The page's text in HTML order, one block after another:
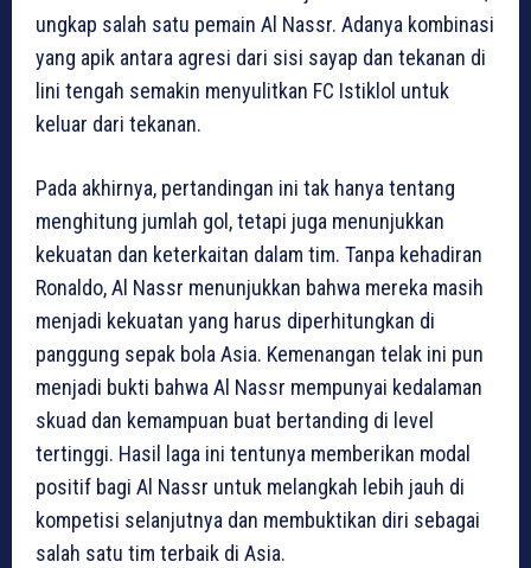
ungkap salah satu pemain Al Nassr. Adanya kombinasi
yang apik antara agresi dari sisi sayap dan tekanan di
lini tengah semakin menyulitkan FC Istiklol untuk
keluar dari tekanan.
Pada akhirnya, pertandingan ini tak hanya tentang
menghitung jumlah gol, tetapi juga menunjukkan
kekuatan dan keterkaitan dalam tim. Tanpa kehadiran
Ronaldo, Al Nassr menunjukkan bahwa mereka masih
menjadi kekuatan yang harus diperhitungkan di
panggung sepak bola Asia. Kemenangan telak ini pun
menjadi bukti bahwa Al Nassr mempunyai kedalaman
skuad dan kemampuan buat bertanding di level
tertinggi. Hasil laga ini tentunya memberikan modal
positif bagi Al Nassr untuk melangkah lebih jauh di
kompetisi selanjutnya dan membuktikan diri sebagai
salah satu tim terbaik di Asia.